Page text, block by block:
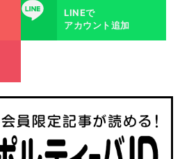
LINE
LINEで
アカウント追加